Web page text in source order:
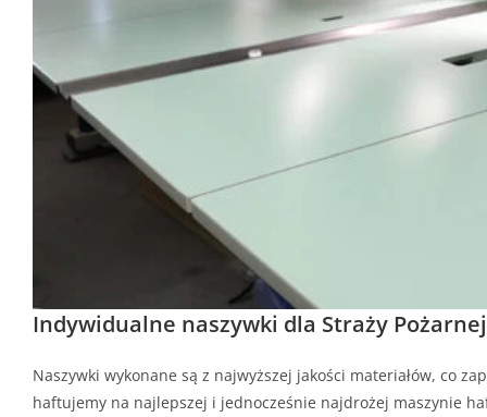
Indywidualne naszywki dla Straży
Naszywki wykonane są z najwyższej jakości materiałów, co
haftujemy na najlepszej i jednocześnie najdrożej maszynie